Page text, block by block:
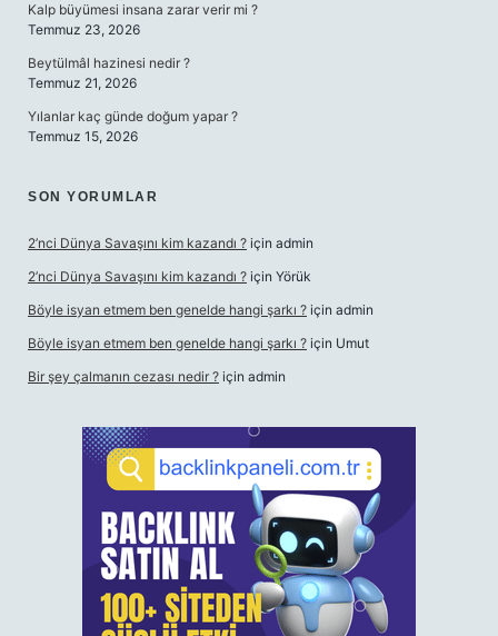
Kalp büyümesi insana zarar verir mi ?
Temmuz 23, 2026
Beytülmâl hazinesi nedir ?
Temmuz 21, 2026
Yılanlar kaç günde doğum yapar ?
Temmuz 15, 2026
SON YORUMLAR
2’nci Dünya Savaşını kim kazandı ? için admin
2’nci Dünya Savaşını kim kazandı ? için Yörük
Böyle isyan etmem ben genelde hangi şarkı ? için admin
Böyle isyan etmem ben genelde hangi şarkı ? için Umut
Bir şey çalmanın cezası nedir ? için admin